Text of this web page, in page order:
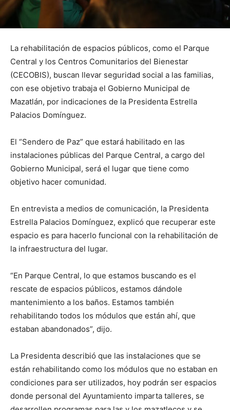
La rehabilitación de espacios públicos, como el Parque
Central y los Centros Comunitarios del Bienestar
(CECOBIS), buscan llevar seguridad social a las familias,
con ese objetivo trabaja el Gobierno Municipal de
Mazatlán, por indicaciones de la Presidenta Estrella
Palacios Domínguez.
El “Sendero de Paz” que estará habilitado en las
instalaciones públicas del Parque Central, a cargo del
Gobierno Municipal, será el lugar que tiene como
objetivo hacer comunidad.
En entrevista a medios de comunicación, la Presidenta
Estrella Palacios Domínguez, explicó que recuperar este
espacio es para hacerlo funcional con la rehabilitación de
la infraestructura del lugar.
“En Parque Central, lo que estamos buscando es el
rescate de espacios públicos, estamos dándole
mantenimiento a los baños. Estamos también
rehabilitando todos los módulos que están ahí, que
estaban abandonados”, dijo.
La Presidenta describió que las instalaciones que se
están rehabilitando como los módulos que no estaban en
condiciones para ser utilizados, hoy podrán ser espacios
donde personal del Ayuntamiento imparta talleres, se